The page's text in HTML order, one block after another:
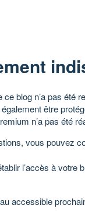
blog n’a pas été
être
n’a pas été
vous pouvez
l’accès à votre
accessible